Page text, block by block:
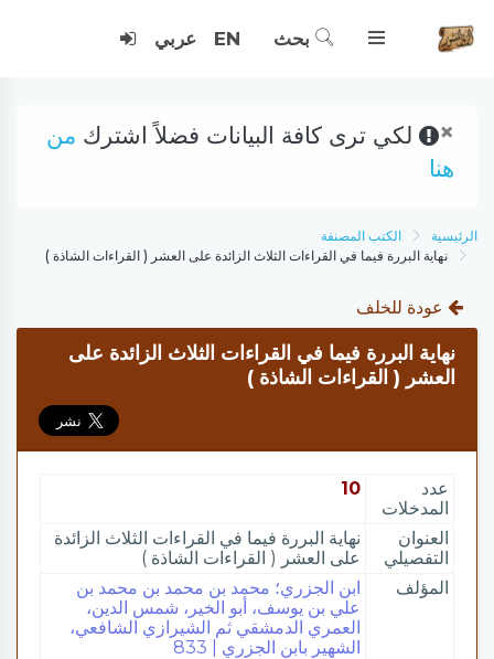
بحث EN عربي
× لكي ترى كافة البيانات فضلاً اشترك من
هنا
الرئيسية
الكتب المصنفة
نهاية البررة فيما في القراءات الثلاث الزائدة على العشر ( القراءات الشاذة )
عودة للخلف
نهاية البررة فيما في القراءات الثلاث الزائدة على
العشر ( القراءات الشاذة )
عدد
المدخلات
10
العنوان
التفصيلي
نهاية البررة فيما في القراءات الثلاث الزائدة
على العشر ( القراءات الشاذة )
المؤلف
ابن الجزري؛ محمد بن محمد بن محمد بن
علي بن يوسف، أبو الخير، شمس الدين،
العمري الدمشقي ثم الشيرازي الشافعي،
الشهير بابن الجزري | 833